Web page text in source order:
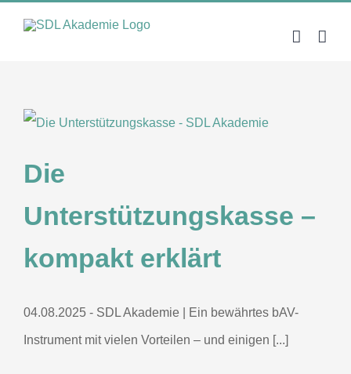
Die
Unterstützungskasse –
kompakt erklärt
04.08.2025 - SDL Akademie | Ein bewährtes bAV-
Instrument mit vielen Vorteilen – und einigen [...]